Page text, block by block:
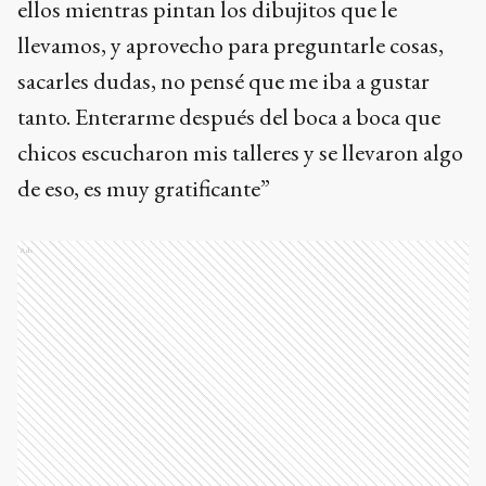
ellos mientras pintan los dibujitos que le
llevamos, y aprovecho para preguntarle cosas,
sacarles dudas, no pensé que me iba a gustar
tanto. Enterarme después del boca a boca que
chicos escucharon mis talleres y se llevaron algo
de eso, es muy gratificante”
Ads